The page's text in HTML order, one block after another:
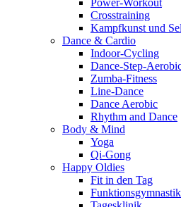
Crosstraining
Kampfkunst und
Dance & Cardio
Indoor-Cycling
Dance-Step-
Zumba-Fitness
Line-Dance
Dance Aerobic
Rhythm and Dance
Body & Mind
Yoga
Qi-Gong
Happy Oldies
Fit in den Tag